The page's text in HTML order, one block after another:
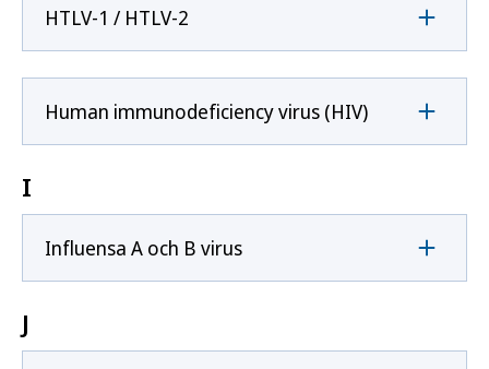
HTLV-1 / HTLV-2
Human immunodeficiency virus (HIV)
I
Influensa A och B virus
J